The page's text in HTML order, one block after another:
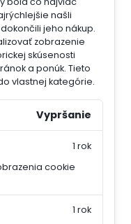
našli
jeho nákup.
zobrazenie
skúsenosti
a ponúk. Tieto
vlastnej kategórie.
Vypršanie
cookie
1 rok
1 rok